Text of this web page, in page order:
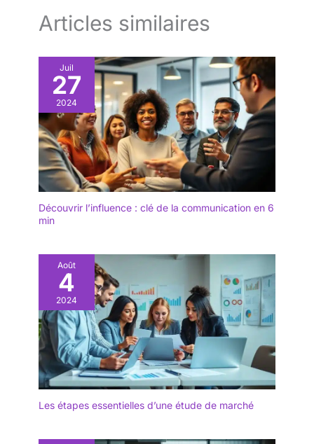
Articles similaires
Juil
27
2024
Découvrir l’influence : clé de la communication en 6
min
Août
4
2024
Les étapes essentielles d’une étude de marché